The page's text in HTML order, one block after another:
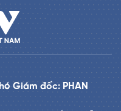
Giám đốc: PHAN